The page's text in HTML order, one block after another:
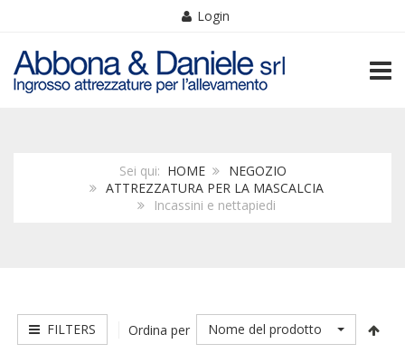
Login
Sei qui: HOME
NEGOZIO
ATTREZZATURA PER LA MASCALCIA
Incassini e nettapiedi
FILTERS Ordina per Nome del prodotto